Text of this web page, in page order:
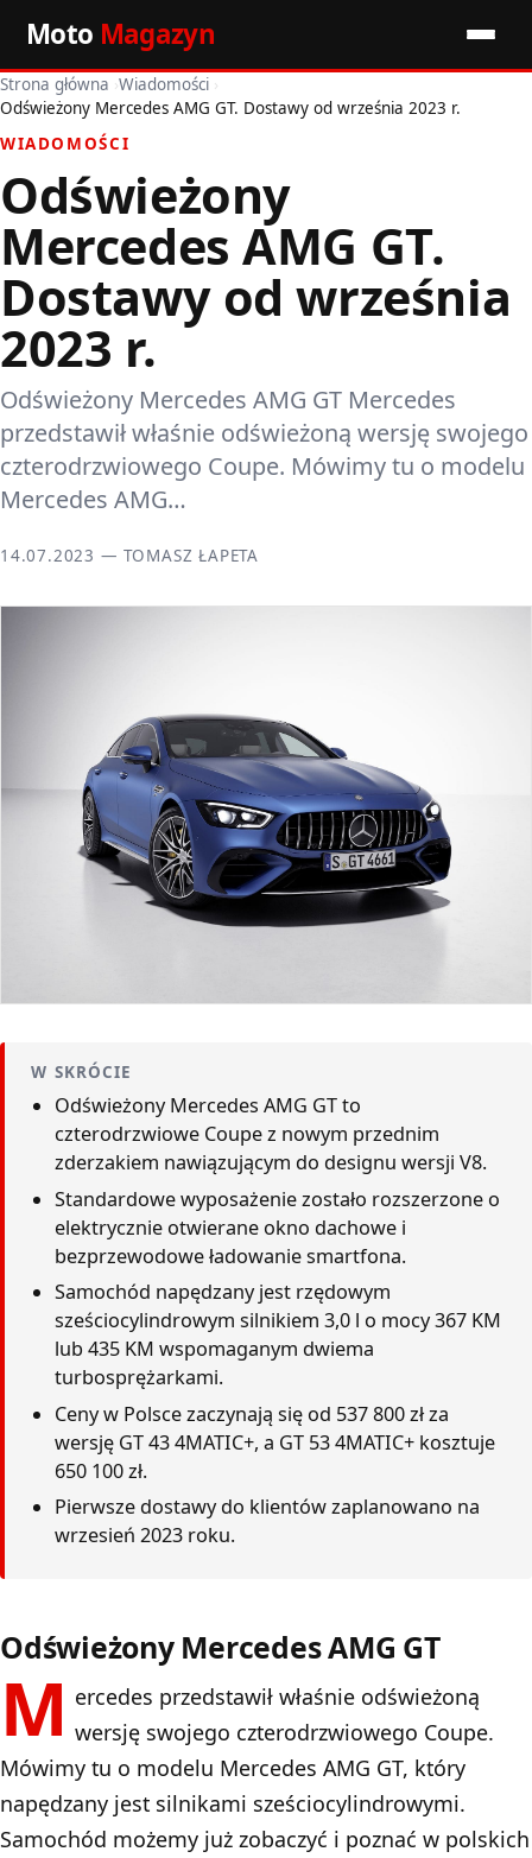
Moto Magazyn
Start
Wiadomości
Premiery
Pozostałe artykuły
Strona główna ›Wiadomości ›
Odświeżony Mercedes AMG GT. Dostawy od września 2023 r.
WIADOMOŚCI
Odświeżony
Mercedes AMG GT.
Dostawy od września
2023 r.
Odświeżony Mercedes AMG GT Mercedes
przedstawił właśnie odświeżoną wersję swojego
czterodrzwiowego Coupe. Mówimy tu o modelu
Mercedes AMG…
14.07.2023 — TOMASZ ŁAPETA
W SKRÓCIE
Odświeżony Mercedes AMG GT to
czterodrzwiowe Coupe z nowym przednim
zderzakiem nawiązującym do designu wersji V8.
Standardowe wyposażenie zostało rozszerzone o
elektrycznie otwierane okno dachowe i
bezprzewodowe ładowanie smartfona.
Samochód napędzany jest rzędowym
sześciocylindrowym silnikiem 3,0 l o mocy 367 KM
lub 435 KM wspomaganym dwiema
turbosprężarkami.
Ceny w Polsce zaczynają się od 537 800 zł za
wersję GT 43 4MATIC+, a GT 53 4MATIC+ kosztuje
650 100 zł.
Pierwsze dostawy do klientów zaplanowano na
wrzesień 2023 roku.
Odświeżony Mercedes AMG GT
M ercedes przedstawił właśnie odświeżoną
wersję swojego czterodrzwiowego Coupe.
Mówimy tu o modelu Mercedes AMG GT, który
napędzany jest silnikami sześciocylindrowymi.
Samochód możemy już zobaczyć i poznać w polskich